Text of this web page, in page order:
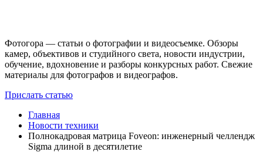
Фотогора — статьи о фотографии и видеосъемке. Обзоры
камер, объективов и студийного света, новости индустрии,
обучение, вдохновение и разборы конкурсных работ. Свежие
материалы для фотографов и видеографов.
Прислать статью
Главная
Новости техники
Полнокадровая матрица Foveon: инженерный челлендж
Sigma длиной в десятилетие